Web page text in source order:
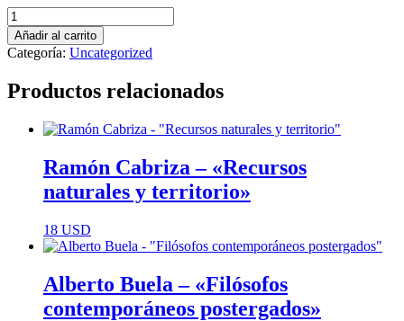
CEPA
-
Heriberto
Justo
-
contemporánea"
cantidad
Añadir al carrito
Categoría: Uncategorized
Productos relacionados
Ramón Cabriza – «Recursos
naturales y territorio»
18 USD
Alberto Buela – «Filósofos
contemporáneos postergados»